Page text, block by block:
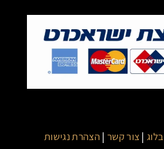
בלוג | צור קשר | הצהרת נגישות